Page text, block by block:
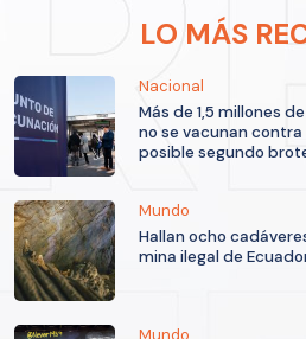
LO MÁS
Nacional
Más de 1,5 millones
no se vacunan
posible segundo
Mundo
Hallan ocho
mina ilegal de